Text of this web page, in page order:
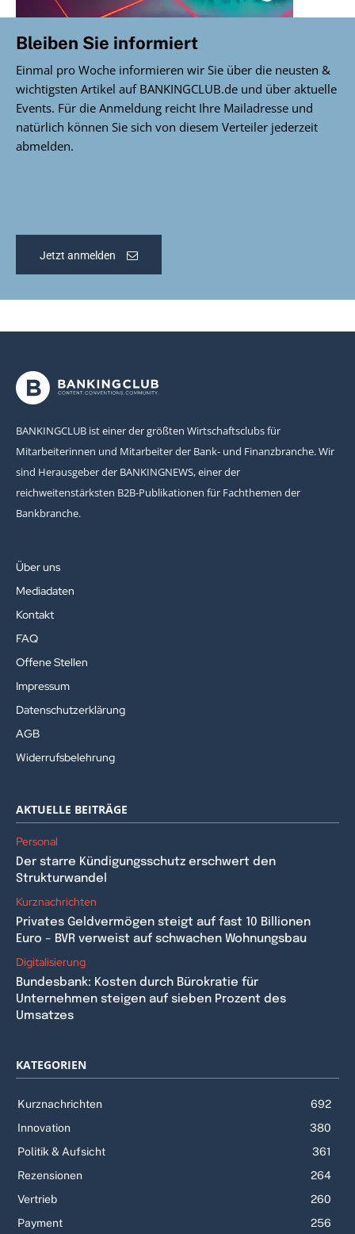
Bleiben Sie informiert
Einmal pro Woche informieren wir Sie über die neusten &
wichtigsten Artikel auf BANKINGCLUB.de und über aktuelle
Events. Für die Anmeldung reicht Ihre Mailadresse und
natürlich können Sie sich von diesem Verteiler jederzeit
abmelden.
Jetzt anmelden
BANKINGCLUB ist einer der größten Wirtschaftsclubs für
Mitarbeiterinnen und Mitarbeiter der Bank- und Finanzbranche. Wir
sind Herausgeber der BANKINGNEWS, einer der
reichweitenstärksten B2B-Publikationen für Fachthemen der
Bankbranche.
Über uns
Mediadaten
Kontakt
FAQ
Offene Stellen
Impressum
Datenschutzerklärung
AGB
Widerrufsbelehrung
AKTUELLE BEITRÄGE
Personal
Der starre Kündigungsschutz erschwert den
Strukturwandel
Kurznachrichten
Privates Geldvermögen steigt auf fast 10 Billionen
Euro – BVR verweist auf schwachen Wohnungsbau
Digitalisierung
Bundesbank: Kosten durch Bürokratie für
Unternehmen steigen auf sieben Prozent des
Umsatzes
KATEGORIEN
Kurznachrichten
692
Innovation
380
Politik & Aufsicht
361
Rezensionen
264
Vertrieb
260
Payment
256